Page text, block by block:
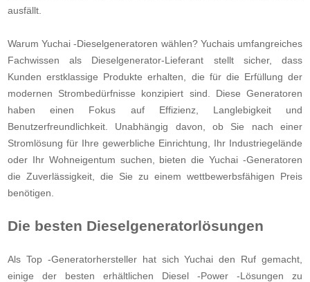
ausfällt.
Warum Yuchai -Dieselgeneratoren wählen? Yuchais umfangreiches
Fachwissen als Dieselgenerator-Lieferant stellt sicher, dass
Kunden erstklassige Produkte erhalten, die für die Erfüllung der
modernen Strombedürfnisse konzipiert sind. Diese Generatoren
haben einen Fokus auf Effizienz, Langlebigkeit und
Benutzerfreundlichkeit. Unabhängig davon, ob Sie nach einer
Stromlösung für Ihre gewerbliche Einrichtung, Ihr Industriegelände
oder Ihr Wohneigentum suchen, bieten die Yuchai -Generatoren
die Zuverlässigkeit, die Sie zu einem wettbewerbsfähigen Preis
benötigen.
Die besten Dieselgeneratorlösungen
Als Top -Generatorhersteller hat sich Yuchai den Ruf gemacht,
einige der besten erhältlichen Diesel -Power -Lösungen zu